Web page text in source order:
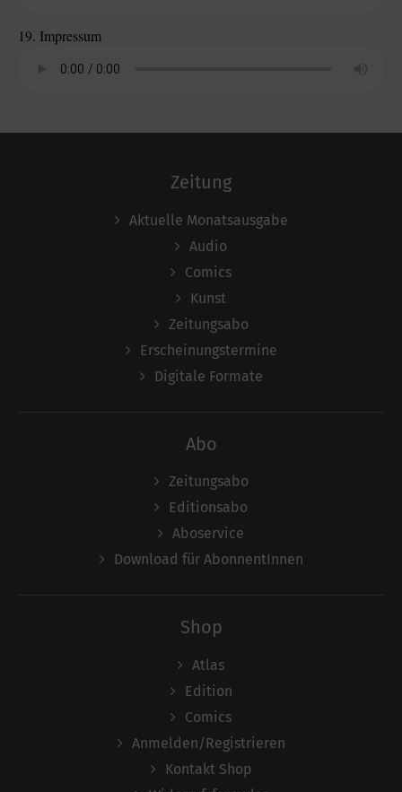
19. Impressum
Zeitung
Aktuelle Monatsausgabe
Audio
Comics
Kunst
Zeitungsabo
Erscheinungstermine
Digitale Formate
Abo
Zeitungsabo
Editionsabo
Aboservice
Download für AbonnentInnen
Shop
Atlas
Edition
Comics
Anmelden/Registrieren
Kontakt Shop